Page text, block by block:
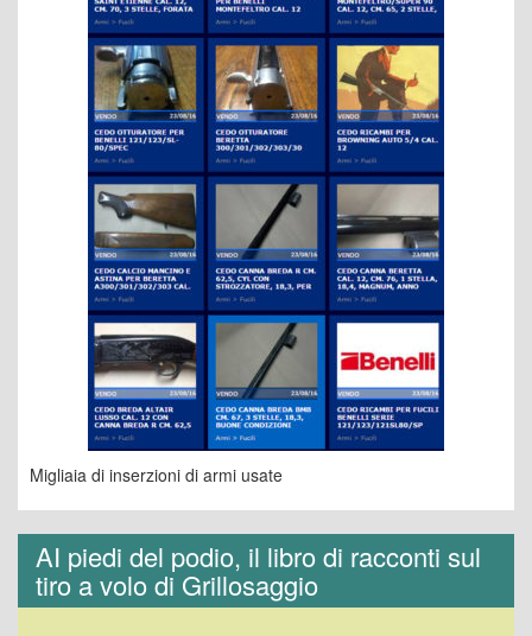
Migliaia di inserzioni di armi usate
AI piedi del podio, il libro di racconti sul
tiro a volo di Grillosaggio